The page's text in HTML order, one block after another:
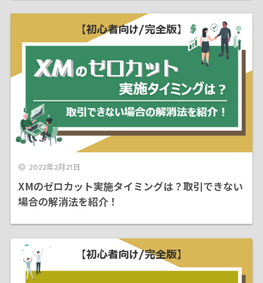
2022年2月21日
XMのゼロカット実施タイミングは？取引できない
場合の解消法を紹介！